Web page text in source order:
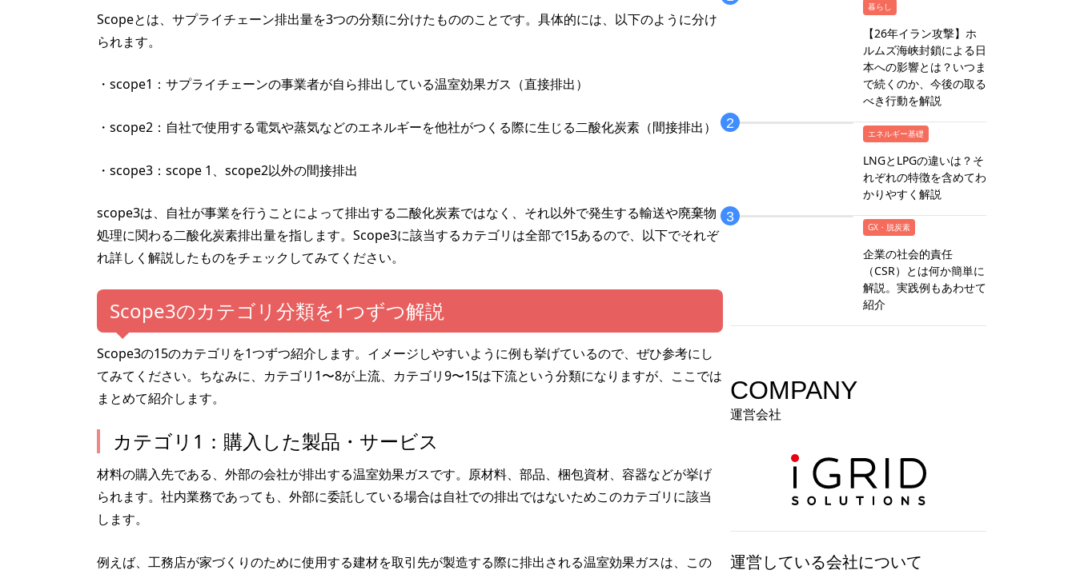
Scopeとは、サプライチェーン排出量を3つの分類に分けたもののことです。具体的には、以下のように分け
られます。
・scope1：サプライチェーンの事業者が自ら排出している温室効果ガス（直接排出）
・scope2：自社で使用する電気や蒸気などのエネルギーを他社がつくる際に生じる二酸化炭素（間接排出）
・scope3：scope 1、scope2以外の間接排出
scope3は、自社が事業を行うことによって排出する二酸化炭素ではなく、それ以外で発生する輸送や廃棄物
処理に関わる二酸化炭素排出量を指します。Scope3に該当するカテゴリは全部で15あるので、以下でそれぞ
れ詳しく解説したものをチェックしてみてください。
Scope3のカテゴリ分類を1つずつ解説
Scope3の15のカテゴリを1つずつ紹介します。イメージしやすいように例も挙げているので、ぜひ参考にし
てみてください。ちなみに、カテゴリ1〜8が上流、カテゴリ9〜15は下流という分類になりますが、ここでは
まとめて紹介します。
カテゴリ1：購入した製品・サービス
材料の購入先である、外部の会社が排出する温室効果ガスです。原材料、部品、梱包資材、容器などが挙げ
られます。社内業務であっても、外部に委託している場合は自社での排出ではないためこのカテゴリに該当
します。
例えば、工務店が家づくりのために使用する建材を取引先が製造する際に排出される温室効果ガスは、この
暮らし
【26年イラン攻撃】ホ
ルムズ海峡封鎖による日
本への影響とは？いつま
で続くのか、今後の取る
べき行動を解説
エネルギー基礎
LNGとLPGの違いは？そ
れぞれの特徴を含めてわ
かりやすく解説
GX・脱炭素
企業の社会的責任
（CSR）とは何か簡単に
解説。実践例もあわせて
紹介
COMPANY
運営会社
運営している会社について